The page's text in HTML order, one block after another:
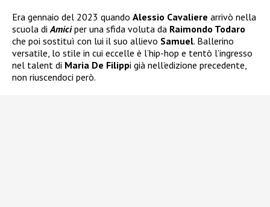
Era gennaio del 2023 quando Alessio Cavaliere arrivò nella
scuola di Amiciper una sfida voluta da Raimondo Todaro
che poi sostituì con lui il suo allievo Samuel. Ballerino
versatile, lo stile in cui eccelle è l’hip-hop e tentò l’ingresso
nel talent di Maria De Filippi già nell’edizione precedente,
non riuscendoci però.